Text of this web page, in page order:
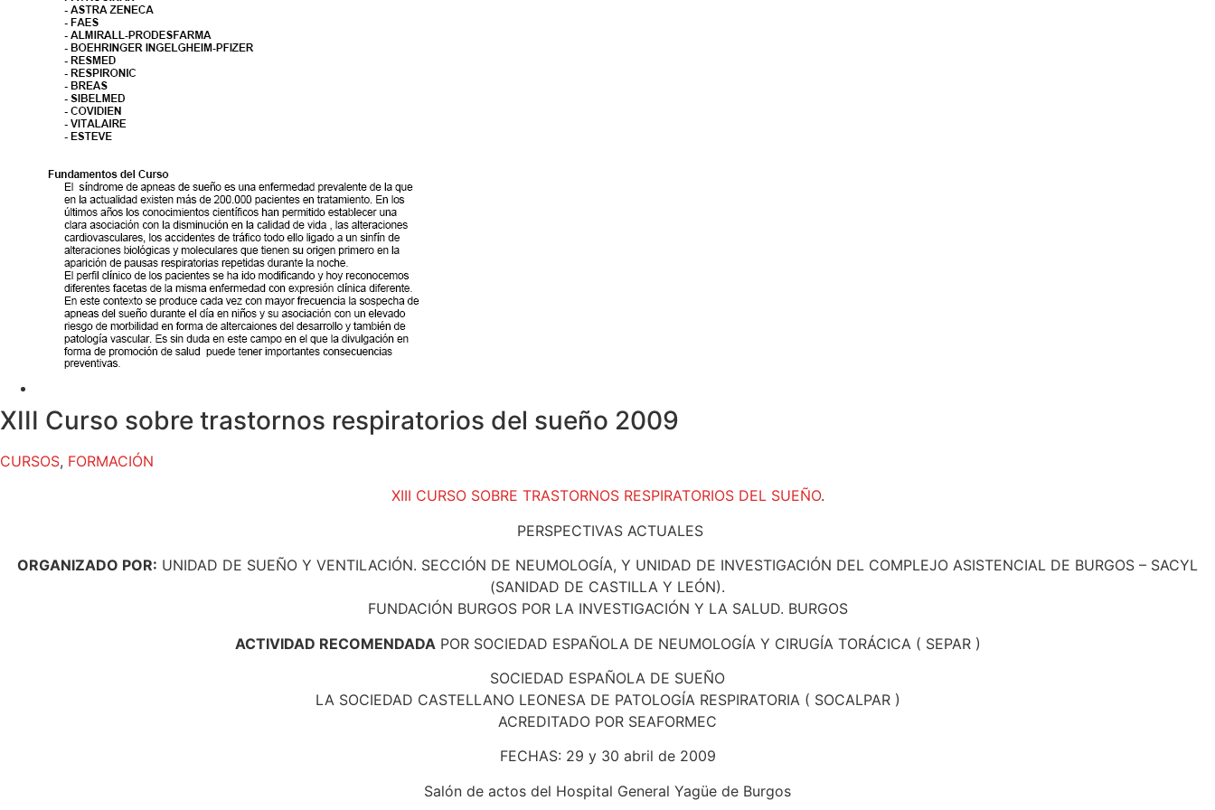
XIII Curso sobre trastornos respiratorios del sueño 2009
CURSOS, FORMACIÓN
XIII CURSO SOBRE TRASTORNOS RESPIRATORIOS DEL SUEÑO.
PERSPECTIVAS ACTUALES
ORGANIZADO POR: UNIDAD DE SUEÑO Y VENTILACIÓN. SECCIÓN DE NEUMOLOGÍA, Y UNIDAD DE INVESTIGACIÓN DEL COMPLEJO ASISTENCIAL DE BURGOS – SACYL
(SANIDAD DE CASTILLA Y LEÓN).
FUNDACIÓN BURGOS POR LA INVESTIGACIÓN Y LA SALUD. BURGOS
ACTIVIDAD RECOMENDADA POR SOCIEDAD ESPAÑOLA DE NEUMOLOGÍA Y CIRUGÍA TORÁCICA ( SEPAR )
SOCIEDAD ESPAÑOLA DE SUEÑO
LA SOCIEDAD CASTELLANO LEONESA DE PATOLOGÍA RESPIRATORIA ( SOCALPAR )
ACREDITADO POR SEAFORMEC
FECHAS: 29 y 30 abril de 2009
Salón de actos del Hospital General Yagüe de Burgos